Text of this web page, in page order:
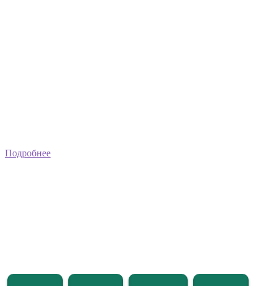
Подробнее